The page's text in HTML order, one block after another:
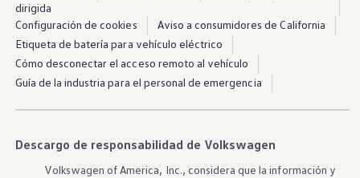
dirigida
Configuración de cookies
Aviso a consumidores de California
Etiqueta de batería para vehículo eléctrico
Cómo desconectar el acceso remoto al vehículo
Guía de la industria para el personal de emergencia
Descargo de responsabilidad de Volkswagen
Volkswagen of America, Inc., considera que lainformación y